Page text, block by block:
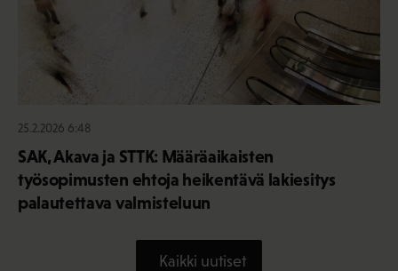
25.2.2026 6:48
SAK, Akava ja STTK: Määräaikaisten
työsopimusten ehtoja heikentävä lakiesitys
palautettava valmisteluun
Kaikki uutiset